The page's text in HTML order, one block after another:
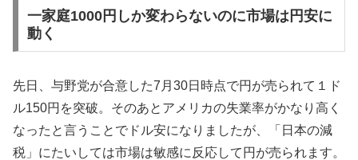
一家庭1000円しか変わらないのに市場は円安に
動く
先日、与野党が合意した7月30日時点で円が売られて１ド
ル150円を突破。そのあとアメリカの失業率がかなり高く
なったと言うことでドル安になりましたが、「日本の減
税」にたいしては市場は敏感に反応して円が売られます。